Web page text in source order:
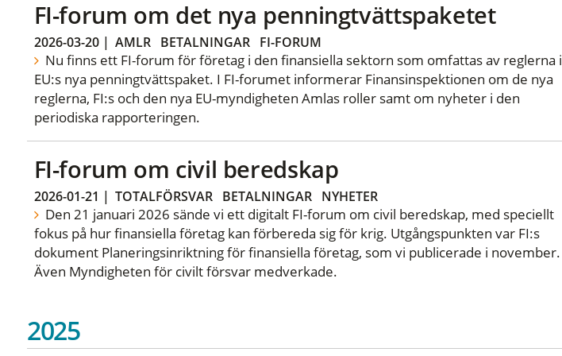
FI-forum om det nya penningtvättspaketet
2026-03-20| AMLR BETALNINGAR FI-FORUM
Nu finns ett FI-forum för företag i den finansiella sektorn som omfattas av reglerna i
EU:s nya penningtvättspaket. I FI-forumet informerar Finansinspektionen om de nya
reglerna, FI:s och den nya EU-myndigheten Amlas roller samt om nyheter i den
periodiska rapporteringen.
FI-forum om civil beredskap
2026-01-21 | TOTALFÖRSVAR BETALNINGAR NYHETER
Den 21 januari 2026 sände vi ett digitalt FI-forum om civil beredskap, med speciellt
fokus på hur finansiella företag kan förbereda sig för krig. Utgångspunkten var FI:s
dokument Planeringsinriktning för finansiella företag, som vi publicerade i november.
Även Myndigheten för civilt försvar medverkade.
2025